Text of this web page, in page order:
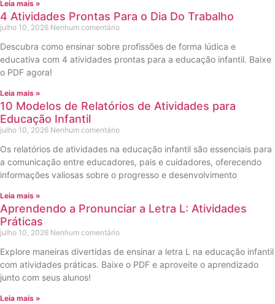
Leia mais »
4 Atividades Prontas Para o Dia Do Trabalho
julho 10, 2026 Nenhum comentário
Descubra como ensinar sobre profissões de forma lúdica e
educativa com 4 atividades prontas para a educação infantil. Baixe
o PDF agora!
Leia mais »
10 Modelos de Relatórios de Atividades para
Educação Infantil
julho 10, 2026 Nenhum comentário
Os relatórios de atividades na educação infantil são essenciais para
a comunicação entre educadores, pais e cuidadores, oferecendo
informações valiosas sobre o progresso e desenvolvimento
Leia mais »
Aprendendo a Pronunciar a Letra L: Atividades
Práticas
julho 10, 2026 Nenhum comentário
Explore maneiras divertidas de ensinar a letra L na educação infantil
com atividades práticas. Baixe o PDF e aproveite o aprendizado
junto com seus alunos!
Leia mais »